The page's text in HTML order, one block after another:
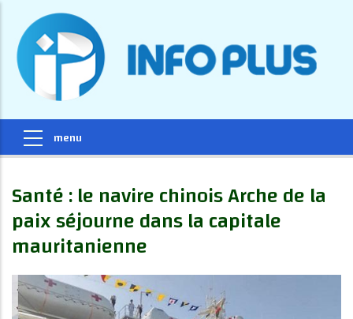
Santé : le navire chinois Arche de la
paix séjourne dans la capitale
mauritanienne